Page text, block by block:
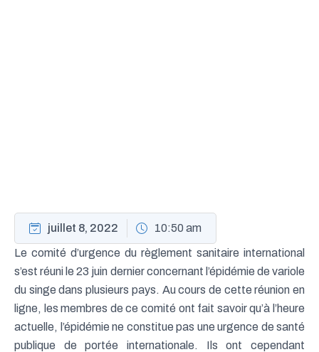
juillet 8, 2022 10:50 am
Le comité d’urgence du règlement sanitaire international
s’est réuni le 23 juin dernier concernant l’épidémie de variole
du singe dans plusieurs pays. Au cours de cette réunion en
ligne, les membres de ce comité ont fait savoir qu’à l’heure
actuelle, l’épidémie ne constitue pas une urgence de santé
publique de portée internationale. Ils ont cependant